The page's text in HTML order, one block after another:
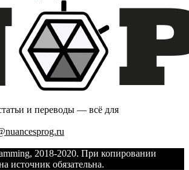
и переводы — всё для
2018-2020. При копировании
источник обязательна.